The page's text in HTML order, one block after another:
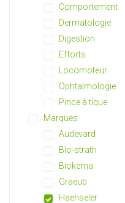
Comportement
Dermatologie
Digestion
Efforts
Locomoteur
Ophtalmologie
Pince à tique
Marques
Audevard
Bio-strath
Biokema
Graeub
Haenseler